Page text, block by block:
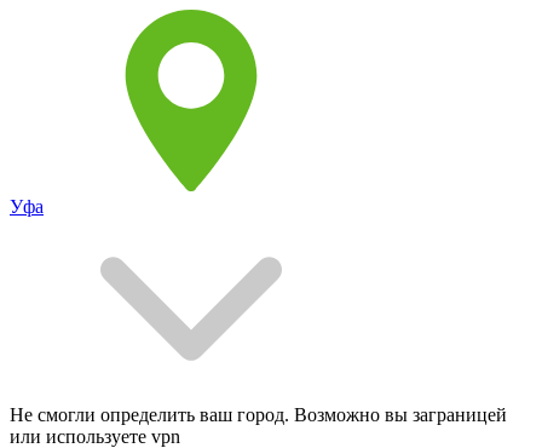
Уфа
Не смогли определить ваш город. Возможно вы заграницей
или используете vpn